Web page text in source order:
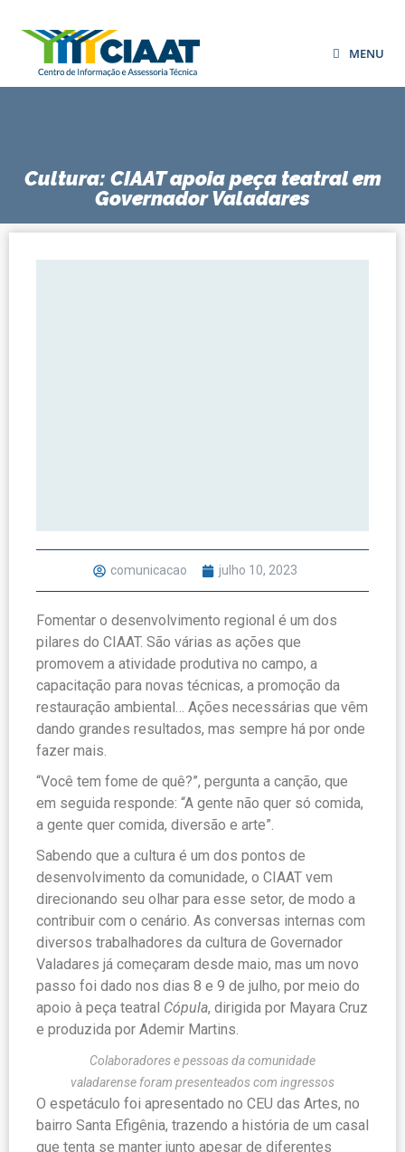
MENU
Cultura: CIAAT apoia peça teatral em
Governador Valadares
comunicacao julho 10, 2023
Fomentar o desenvolvimento regional é um dos
pilares do CIAAT. São várias as ações que
promovem a atividade produtiva no campo, a
capacitação para novas técnicas, a promoção da
restauração ambiental… Ações necessárias que vêm
dando grandes resultados, mas sempre há por onde
fazer mais.
“Você tem fome de quê?”, pergunta a canção, que
em seguida responde: “A gente não quer só comida,
a gente quer comida, diversão e arte”.
Sabendo que a cultura é um dos pontos de
desenvolvimento da comunidade, o CIAAT vem
direcionando seu olhar para esse setor, de modo a
contribuir com o cenário. As conversas internas com
diversos trabalhadores da cultura de Governador
Valadares já começaram desde maio, mas um novo
passo foi dado nos dias 8 e 9 de julho, por meio do
apoio à peça teatral Cópula, dirigida por Mayara Cruz
e produzida por Ademir Martins.
Colaboradores e pessoas da comunidade
valadarense foram presenteados com ingressos
O espetáculo foi apresentado no CEU das Artes, no
bairro Santa Efigênia, trazendo a história de um casal
que tenta se manter junto apesar de diferentes